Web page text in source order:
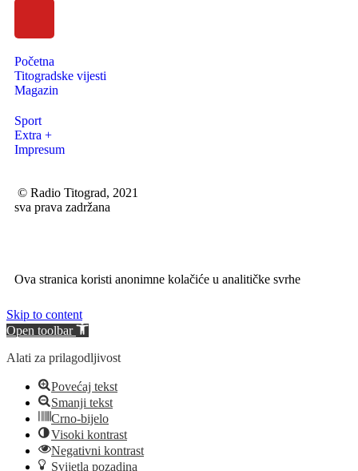
Početna
Titogradske vijesti
Magazin
Sport
Extra +
Impresum
© Radio Titograd, 2021
sva prava zadržana
Ova stranica koristi anonimne kolačiće u analitičke svrhe
Skip to content
Open toolbar
Alati za prilagodljivost
Povećaj tekst
Smanji tekst
Crno-bijelo
Visoki kontrast
Negativni kontrast
Svijetla pozadina